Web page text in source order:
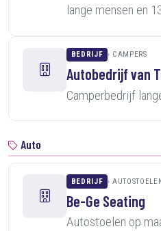
lange mensen en
BEDRIJF CAMPERS
Autobedrijf van
Camperbedrijf
Auto
BEDRIJF
Be-Ge Seating
Autostoelen op